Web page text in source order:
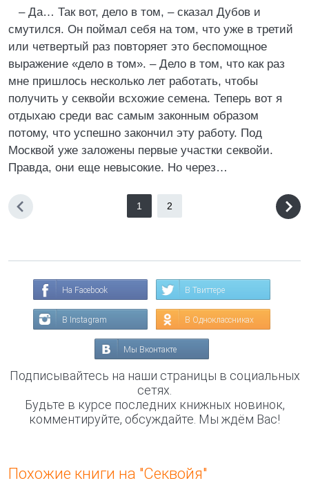
– Да… Так вот, дело в том, – сказал Дубов и
смутился. Он поймал себя на том, что уже в третий
или четвертый раз повторяет это беспомощное
выражение «дело в том». – Дело в том, что как раз
мне пришлось несколько лет работать, чтобы
получить у секвойи всхожие семена. Теперь вот я
отдыхаю среди вас самым законным образом
потому, что успешно закончил эту работу. Под
Москвой уже заложены первые участки секвойи.
Правда, они еще невысокие. Но через…
1 2
На Facebook В Твиттере
В Instagram В Одноклассниках
Мы Вконтакте
Подписывайтесь на наши страницы в социальных
сетях.
Будьте в курсе последних книжных новинок,
комментируйте, обсуждайте. Мы ждём Вас!
Похожие книги на "Секвойя"